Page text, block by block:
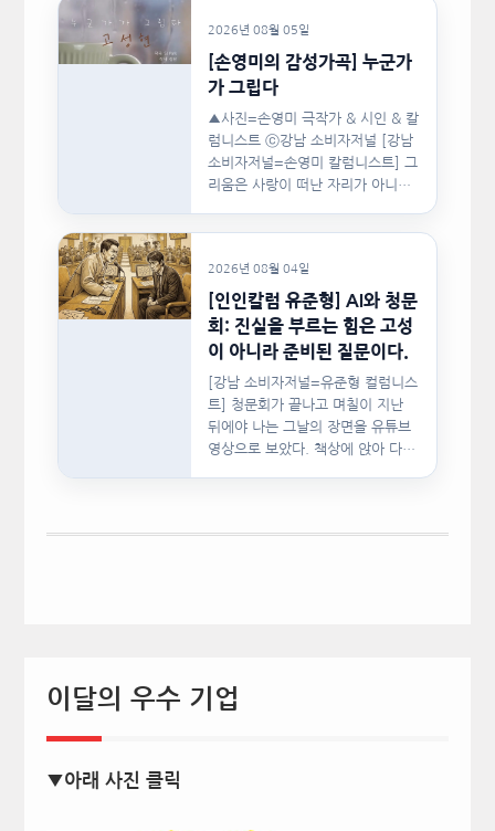
2026년 08월 05일
[손영미의 감성가곡] 누군가
가 그립다
▲사진=손영미 극작가 & 시인 & 칼
럼니스트 ⓒ강남 소비자저널 [강남
소비자저널=손영미 칼럼니스트] 그
리움은 사랑이 떠난 자리가 아니라,
2026년 08월 04일
[인인칼럼 유준형] AI와 청문
회: 진실을 부르는 힘은 고성
이 아니라 준비된 질문이다.
[강남 소비자저널=유준형 컬럼니스
트] 청문회가 끝나고 며칠이 지난
뒤에야 나는 그날의 장면을 유튜브
영상으로 보았다. 책상에 앉아 다른
이달의 우수 기업
▼아래 사진 클릭